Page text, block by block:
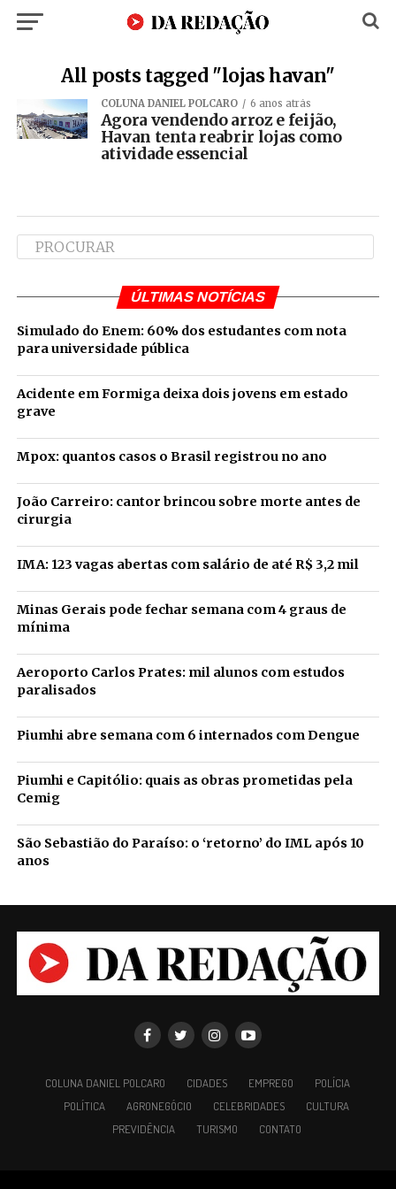
All posts tagged "lojas havan"
COLUNA DANIEL POLCARO 6 anos atrás
Agora vendendo arroz e feijão,
Havan tenta reabrir lojas como
atividade essencial
ÚLTIMAS NOTÍCIAS
Simulado do Enem: 60% dos estudantes com nota
para universidade pública
Acidente em Formiga deixa dois jovens em estado
grave
Mpox: quantos casos o Brasil registrou no ano
João Carreiro: cantor brincou sobre morte antes de
cirurgia
IMA: 123 vagas abertas com salário de até R$ 3,2 mil
Minas Gerais pode fechar semana com 4 graus de
mínima
Aeroporto Carlos Prates: mil alunos com estudos
paralisados
Piumhi abre semana com 6 internados com Dengue
Piumhi e Capitólio: quais as obras prometidas pela
Cemig
São Sebastião do Paraíso: o ‘retorno’ do IML após 10
anos
COLUNA DANIEL POLCARO CIDADES EMPREGO
POLÍCIA
POLÍTICA
AGRONEGÓCIO CELEBRIDADES
CULTURA
PREVIDÊNCIA
TURISMO CONTATO